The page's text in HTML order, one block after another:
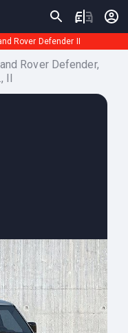
Rover Defender II
Rover Defender,
II